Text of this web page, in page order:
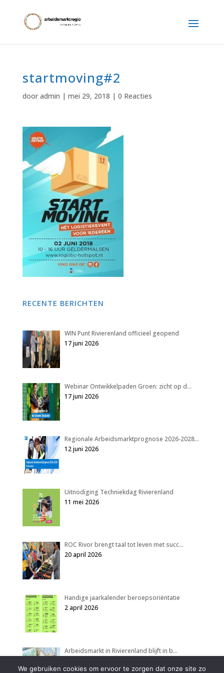
startmoving#2
door admin | mei 29, 2018 | 0 Reacties
RECENTE BERICHTEN
WIN Punt Rivierenland officieel geopend
17 juni 2026
Webinar Ontwikkelpaden Groen: zicht op d…
17 juni 2026
Regionale Arbeidsmarktprognose 2026-2028…
12 juni 2026
Uitnodiging Techniekdag Rivierenland
11 mei 2026
ROC Rivor brengt taal tot leven met succ…
20 april 2026
Handige jaarkalender beroepsoriëntatie
2 april 2026
Arbeidsmarkt in Rivierenland blijft in b…
We gebruiken cookies om ervoor te zorgen dat onze site zo